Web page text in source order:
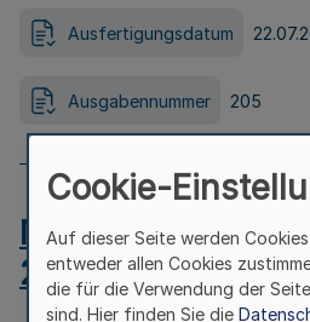
Ausfertigungsdatum
Ausgabennummer 205
MB.NRW 2026
24.07.2026
Cookie-
Auf dieser Seite werden
entweder allen Cookies
die für die Verwendung der
sind. Hier finden Sie die